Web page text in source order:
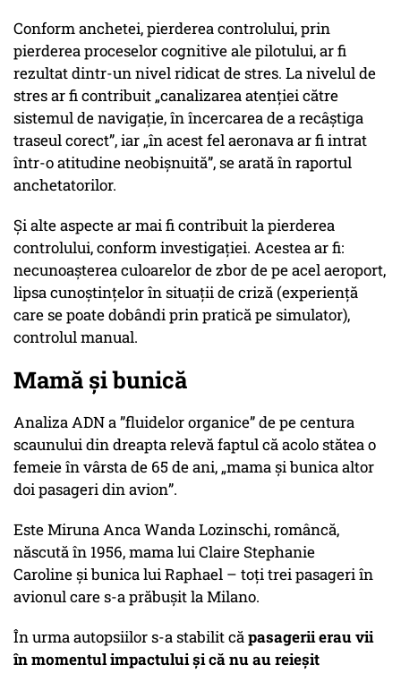
Conform anchetei, pierderea controlului, prin
pierderea proceselor cognitive ale pilotului, ar fi
rezultat dintr-un nivel ridicat de stres. La nivelul de
stres ar fi contribuit „canalizarea atenţiei către
sistemul de navigaţie, în încercarea de a recâștiga
traseul corect”, iar „în acest fel aeronava ar fi intrat
într-o atitudine neobișnuită”, se arată în raportul
anchetatorilor.
Și alte aspecte ar mai fi contribuit la pierderea
controlului, conform investigației. Acestea ar fi:
necunoașterea culoarelor de zbor de pe acel aeroport,
lipsa cunoștințelor în situații de criză (experiență
care se poate dobândi prin pratică pe simulator),
controlul manual.
Mamă și bunică
Analiza ADN a ”fluidelor organice” de pe centura
scaunului din dreapta relevă faptul că acolo stătea o
femeie în vârsta de 65 de ani, „mama și bunica altor
doi pasageri din avion”.
Este Miruna Anca Wanda Lozinschi, româncă,
născută în 1956, mama lui Claire Stephanie
Caroline și bunica lui Raphael – toți trei pasageri în
avionul care s-a prăbușit la Milano.
În urma autopsiilor s-a stabilit căpasagerii erau vii
în momentul impactului și că nu au reieșit